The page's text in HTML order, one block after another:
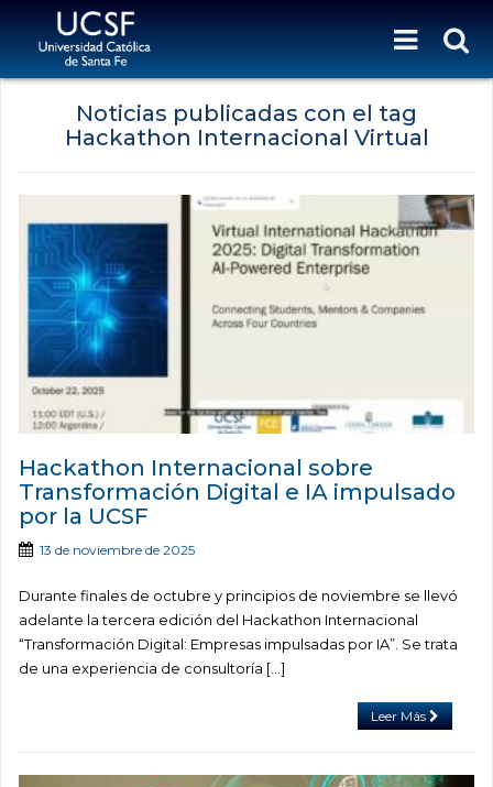
Noticias publicadas con el tag
Hackathon Internacional Virtual
Hackathon Internacional sobre
Transformación Digital e IA impulsado
por la UCSF
13 de noviembre de 2025
Durante finales de octubre y principios de noviembre se llevó
adelante la tercera edición del Hackathon Internacional
“Transformación Digital: Empresas impulsadas por IA”. Se trata
de una experiencia de consultoría […]
Leer Más